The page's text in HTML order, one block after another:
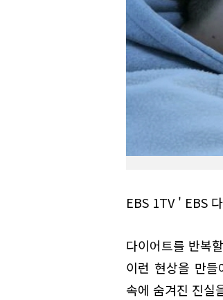
EBS 1TV ' EBS
다이어트를 반복
이런 현상을 만
속에 숨겨진 진실